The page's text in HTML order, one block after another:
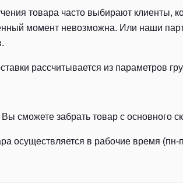
товара часто выбирают клиенты,
момент невозможна. Или наши
рассчитывается из параметров
сможете забрать товар с основного
осуществляется в рабочие время